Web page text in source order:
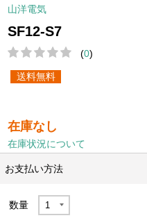
山洋電気
SF12-S7
(0)
送料無料
在庫なし
在庫状況について
お支払い方法
数量